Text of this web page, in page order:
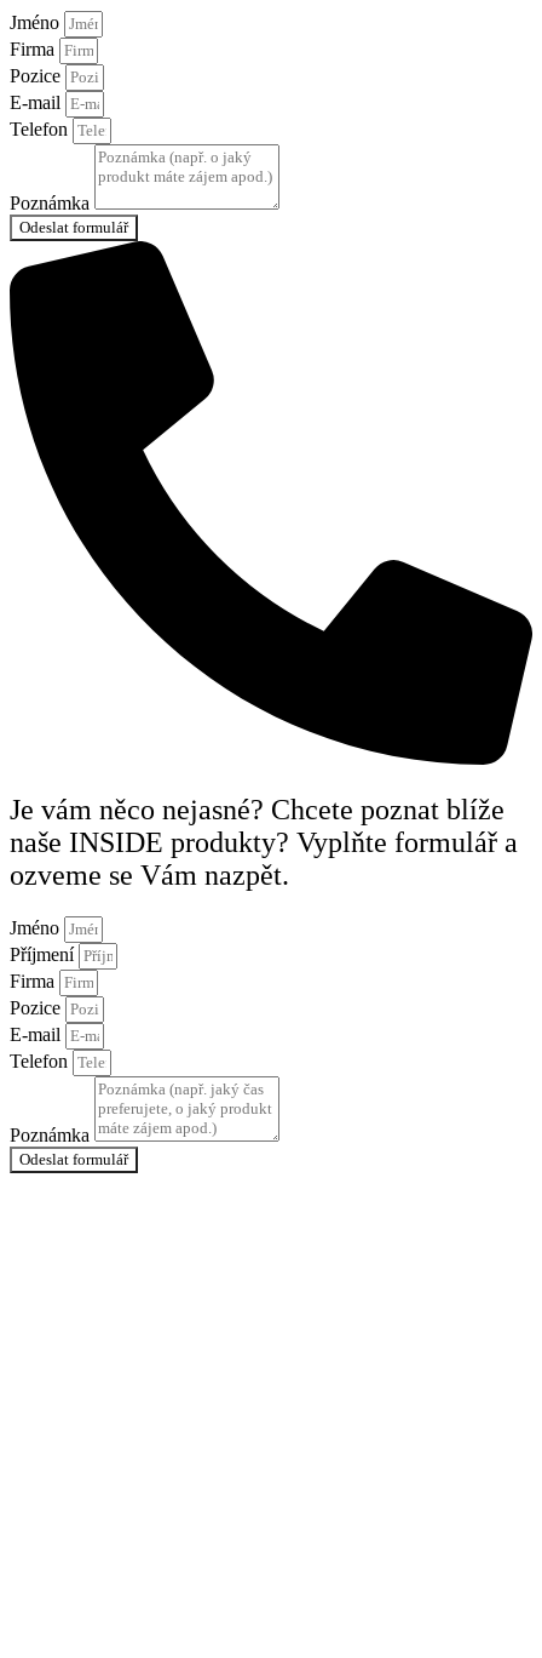
Jméno
Firma
Pozice
E-mail
Telefon
Poznámka
Odeslat formulář
Je vám něco nejasné? Chcete poznat blíže
naše INSIDE produkty? Vyplňte formulář a
ozveme se Vám nazpět.
Jméno
Příjmení
Firma
Pozice
E-mail
Telefon
Poznámka
Odeslat formulář